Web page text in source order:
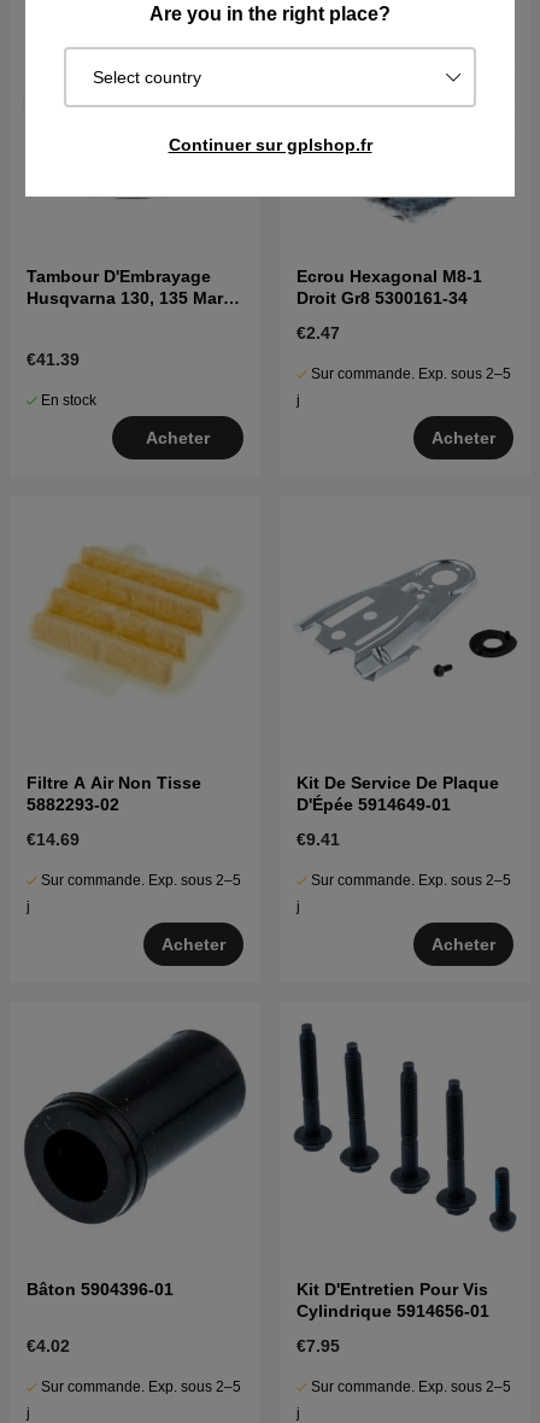
Are you in the right place?
Select country
Continuer sur gplshop.fr
Tambour D'Embrayage
Husqvarna 130, 135 Mark
€41.39
En stock
Acheter
Ecrou Hexagonal M8-1
Droit Gr8 5300161-34
€2.47
Sur commande. Exp. sous 2–5
j
Acheter
Filtre A Air Non Tisse
5882293-02
€14.69
Sur commande. Exp. sous 2–5
j
Acheter
Kit De Service De Plaque
D'Épée 5914649-01
€9.41
Sur commande. Exp. sous 2–5
j
Acheter
Bâton 5904396-01
€4.02
Sur commande. Exp. sous 2–5
j
Kit D'Entretien Pour Vis
Cylindrique 5914656-01
€7.95
Sur commande. Exp. sous 2–5
j